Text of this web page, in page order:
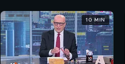
10 MIN